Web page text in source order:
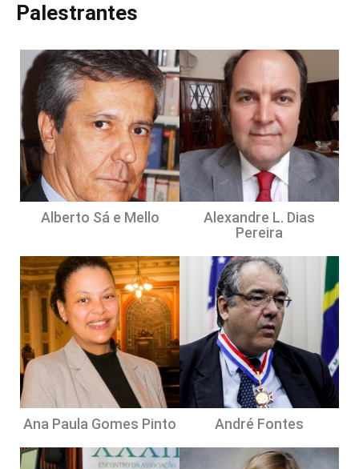
Palestrantes
Alberto Sá e Mello
Alexandre L. Dias
Pereira
Ana Paula Gomes Pinto André Fontes